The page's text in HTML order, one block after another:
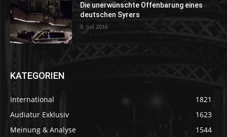
Die unerwünschte Offenbarung eines
deutschen Syrers
8. Juli 2016
KATEGORIEN
International
1821
Audiatur Exklusiv
1623
Meinung & Analyse
1544